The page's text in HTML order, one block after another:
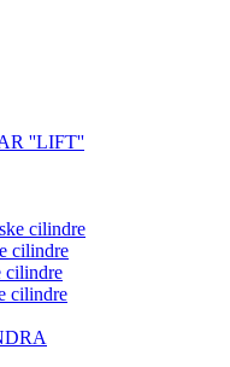
''LIFT''
cilindre
cilindre
cilindre
cilindre